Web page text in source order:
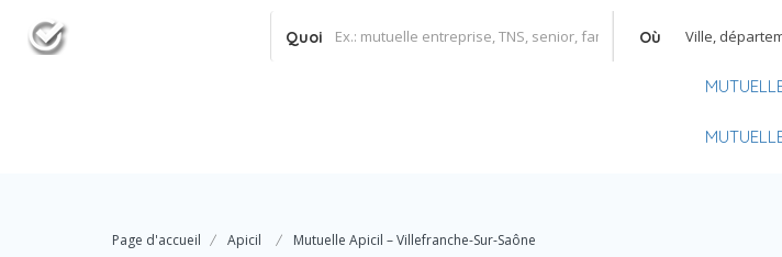
Quoi Où
Page d'accueil Apicil Mutuelle Apicil – Villefranche-Sur-Saône